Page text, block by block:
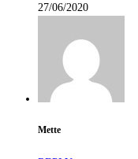
27/06/2020
Mette